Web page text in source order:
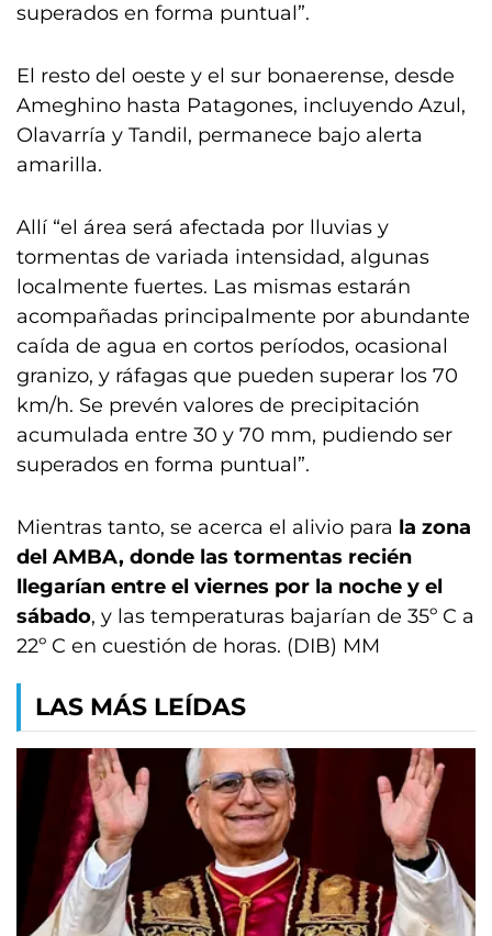
superados en forma puntual”.
El resto del oeste y el sur bonaerense, desde
Ameghino hasta Patagones, incluyendo Azul,
Olavarría y Tandil, permanece bajo alerta
amarilla.
Allí “el área será afectada por lluvias y
tormentas de variada intensidad, algunas
localmente fuertes. Las mismas estarán
acompañadas principalmente por abundante
caída de agua en cortos períodos, ocasional
granizo, y ráfagas que pueden superar los 70
km/h. Se prevén valores de precipitación
acumulada entre 30 y 70 mm, pudiendo ser
superados en forma puntual”.
Mientras tanto, se acerca el alivio para la zona
del AMBA, donde las tormentas recién
llegarían entre el viernes por la noche y el
sábado, y las temperaturas bajarían de 35º C a
22º C en cuestión de horas. (DIB) MM
LAS MÁS LEÍDAS